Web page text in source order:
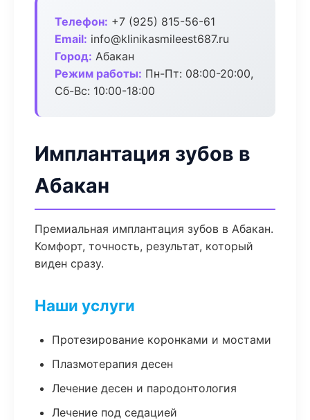
Телефон: +7 (925) 815-56-61
Email: info@klinikasmileest687.ru
Город: Абакан
Режим работы: Пн-Пт: 08:00-20:00,
Сб-Вс: 10:00-18:00
Имплантация зубов в
Абакан
Премиальная имплантация зубов в Абакан.
Комфорт, точность, результат, который
виден сразу.
Наши услуги
Протезирование коронками и мостами
Плазмотерапия десен
Лечение десен и пародонтология
Лечение под седацией